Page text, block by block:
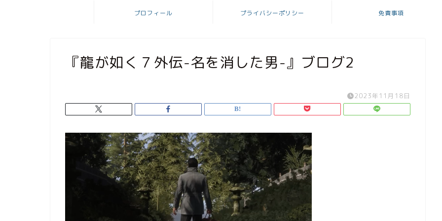
プロフィール プライバシーポリシー 免責事項
『龍が如く７外伝-名を消した男-』ブログ2
2023年11月18日